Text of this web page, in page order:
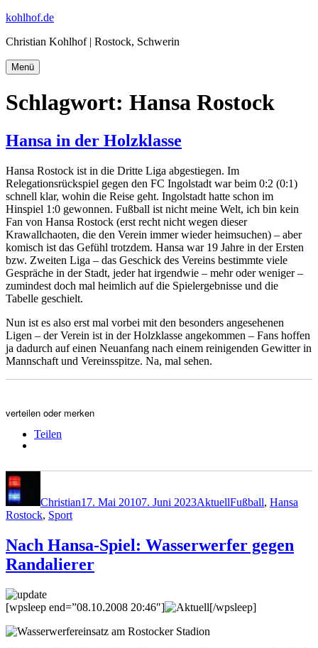
Zum
springen
kohlhof.de
Christian Kohlhof | Rostock, Schwerin
Menü
Schlagwort: Hansa Rostock
Hansa in der Holzklasse
Hansa Rostock ist in die Dritte Liga abgestiegen. Im
Relegationsrückspiel gegen den FC Ingolstadt war beim 0:2 (0:1)
schnell klar, wohin die Reise geht. Ingolstadt hatte schon im
Hinspiel 1:0 gewonnen. Fußball ist nicht meine Welt, ich bin kein
Fan von Hansa Rostock (erst recht nicht wegen dieser
Krawallchaoten, die den Verein immer wieder heimsuchen) – aber
komisch ist das Gefühl trotzdem. Hansa war 19 Jahre in der Ersten
bzw. Zweiten Liga – das Geschick des Vereins bestimmte viele
Gespräche in der Stadt, jeder hat irgendwie – mehr oder weniger –
zumindest doch mal heimlich auf die Spielergebnisse und die
Tabelle geschielt.
Nun ist es also erst mal vorbei mit den besonders angesehenen
Ligen – der Verein ist in der Holzklasse angekommen – Fans hoffen
ja dadurch auf einen Neuanfang nach einem reinigenden Gewitter in
Mannschaft und Vereinsspitze. Na, mal sehen.
verteilen oder merken
Teilen
Christian17. Mai 20107. Juni 2023AktuellFußball, Hansa
Rostock, Sport
Nach Hansa-Spiel: Wasserwerfer gegen
Randalierer
[wpsleep end=”08.10.2008 20:46″] [/wpsleep]